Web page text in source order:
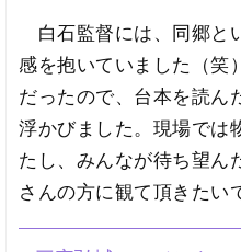
白石監督には、同郷と
感を抱いていました（笑
だったので、台本を読ん
浮かびました。現場では
たし、みんなが待ち望ん
さんの方に観て頂きたい